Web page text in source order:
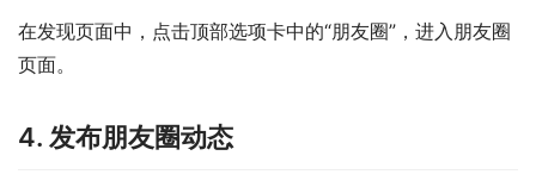
在发现页面中，点击顶部选项卡中的“朋友圈”，进入朋友圈
页面。
4. 发布朋友圈动态